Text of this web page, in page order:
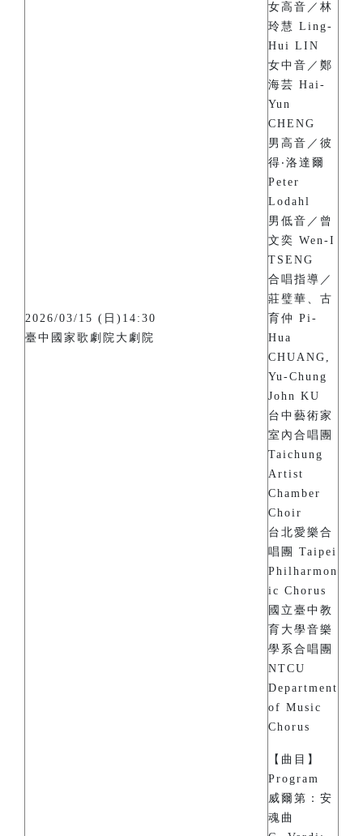
2026/03/15 (日)14:30
臺中國家歌劇院大劇院
女高音／林
玲慧 Ling-
Hui LIN
女中音／鄭
海芸 Hai-
Yun
CHENG
男高音／彼
得‧洛達爾
Peter
Lodahl
男低音／曾
文奕 Wen-I
TSENG
合唱指導／
莊璧華、古
育仲 Pi-
Hua
CHUANG,
Yu-Chung
John KU
台中藝術家
室內合唱團
Taichung
Artist
Chamber
Choir
台北愛樂合
唱團 Taipei
Philharmon
ic Chorus
國立臺中教
育大學音樂
學系合唱團
NTCU
Department
of Music
Chorus
【曲目】
Program
威爾第：安
魂曲